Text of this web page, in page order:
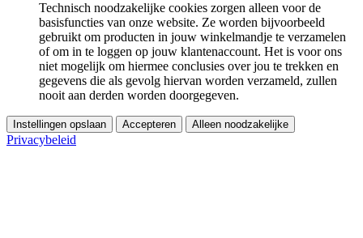
Technisch noodzakelijke cookies zorgen alleen voor de
basisfuncties van onze website. Ze worden bijvoorbeeld
gebruikt om producten in jouw winkelmandje te verzamelen
of om in te loggen op jouw klantenaccount. Het is voor ons
niet mogelijk om hiermee conclusies over jou te trekken en
gegevens die als gevolg hiervan worden verzameld, zullen
nooit aan derden worden doorgegeven.
Instellingen opslaan Accepteren Alleen noodzakelijke
Privacybeleid